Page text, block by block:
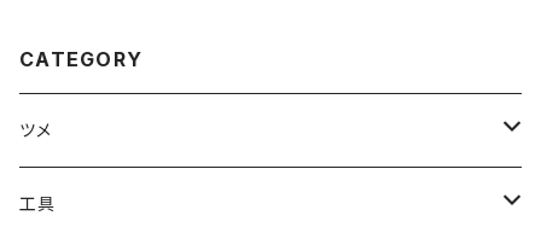
CATEGORY
ツメ
#1000番台ツメ
工具